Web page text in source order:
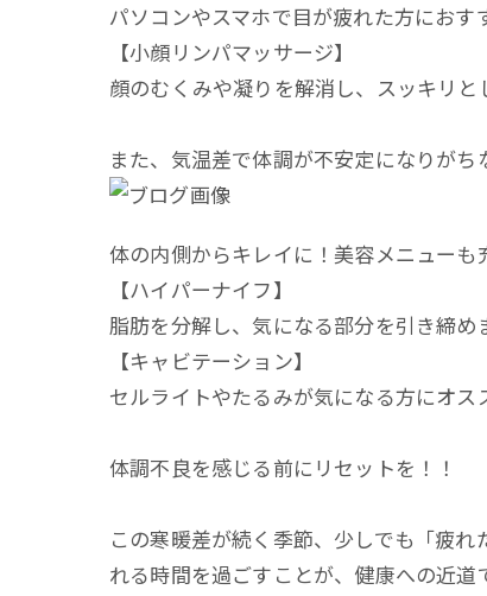
パソコンやスマホで目が疲れた方におす
【小顔リンパマッサージ】
顔のむくみや凝りを解消し、スッキリ
また、気温差で体調が不安定になりがち
体の内側からキレイに！美容メニューも
【ハイパーナイフ】
脂肪を分解し、気になる部分を引き締め
【キャビテーション】
セルライトやたるみが気になる方にオス
体調不良を感じる前にリセットを！！
この寒暖差が続く季節、少しでも「疲
れる時間を過ごすことが、健康への近道